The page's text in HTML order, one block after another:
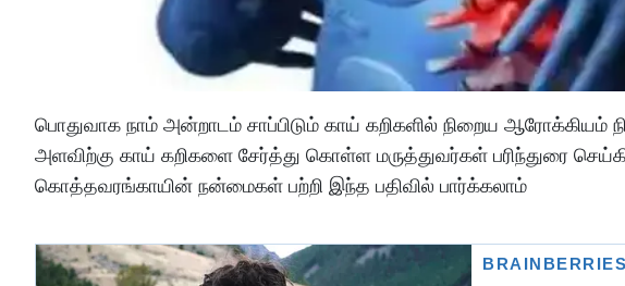
பொதுவாக நாம் அன்றாடம் சாப்பிடும் காய் கறிகளில் நிறைய
அளவிற்கு காய் கறிகளை சேர்த்து கொள்ள மருத்துவர்கள் பரிந்துரை
கொத்தவரங்காயின் நன்மைகள் பற்றி இந்த பதிவில் பார்க்கலாம்